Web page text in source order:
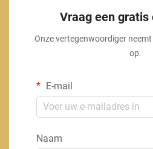
Vraag een
Onze vertegenwoordiger
op.
E-mail
Naam